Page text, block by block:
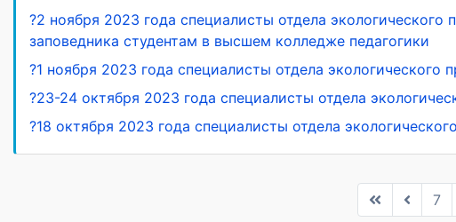
?2 ноября 2023 года специалисты отдела
заповедника студентам в высшем колледже педагогики
?1 ноября 2023 года специалисты отдела
?23-24 октября 2023 года специалисты отдела
?18 октября 2023 года специалисты отдела
7